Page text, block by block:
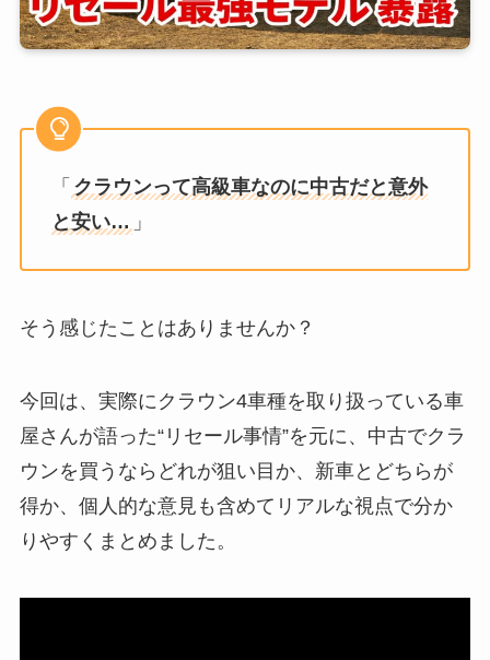
「 クラウンって高級車なのに中古だと意外
と安い… 」
そう感じたことはありませんか？
今回は、実際にクラウン4車種を取り扱っている車
屋さんが語った“リセール事情”を元に、中古でクラ
ウンを買うならどれが狙い目か、新車とどちらが
得か、個人的な意見も含めてリアルな視点で分か
りやすくまとめました。